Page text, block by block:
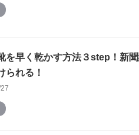
を早く乾かす方法３step！新
られる！